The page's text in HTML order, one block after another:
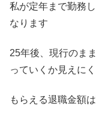
私が定年まで勤務
なります
25年後、現行のま
っていくか見えに
もらえる退職金額